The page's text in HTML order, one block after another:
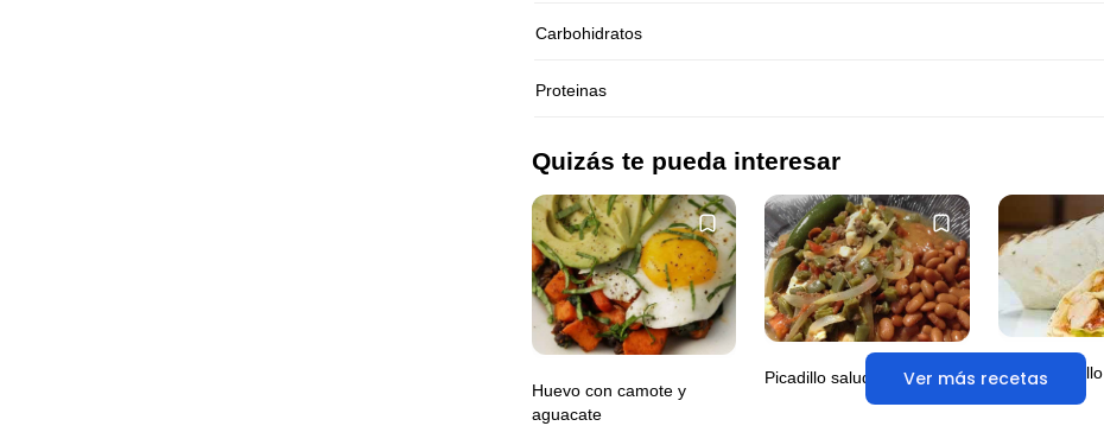
Carbohidratos
Proteinas
Quizás te pueda interesar
Ver más recetas
Huevo con camote y
aguacate
Picadillo saludable Wrap de pollo